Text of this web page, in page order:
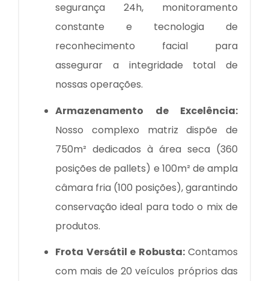
segurança 24h, monitoramento
constante e tecnologia de
reconhecimento facial para
assegurar a integridade total de
nossas operações.
Armazenamento de Excelência:
Nosso complexo matriz dispõe de
750m² dedicados à área seca (360
posições de pallets) e 100m² de ampla
câmara fria (100 posições), garantindo
conservação ideal para todo o mix de
produtos.
Frota Versátil e Robusta:Contamos
com mais de 20 veículos próprios das